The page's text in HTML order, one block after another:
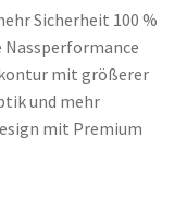
Sicherheit 100 %
mit größerer
und mehr
mit Premium